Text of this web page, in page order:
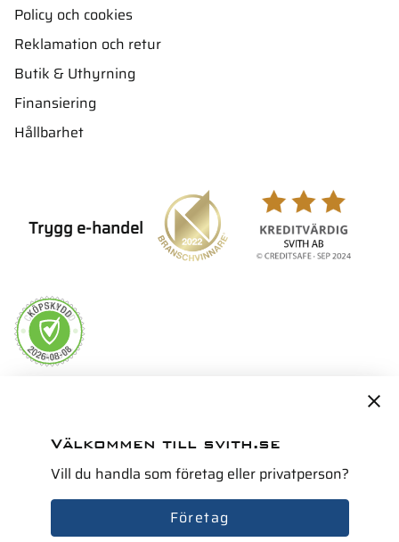
Policy och cookies
Reklamation och retur
Butik & Uthyrning
Finansiering
Hållbarhet
Trygg e-handel
Välkommen till svith.se
Vill du handla som företag eller privatperson?
Företag